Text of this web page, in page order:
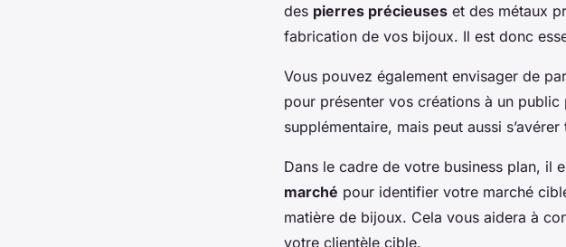
des pierres précieuses et des métaux
fabrication de vos bijoux. Il est donc
Vous pouvez également envisager de
pour présenter vos créations à un
supplémentaire, mais peut aussi
Dans le cadre de votre business plan, il
marché pour identifier votre marché
matière de bijoux. Cela vous aidera à
votre clientèle cible.